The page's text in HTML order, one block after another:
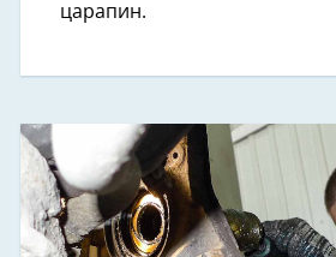
царапин.